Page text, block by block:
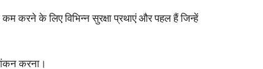
करने के लिए विभिन्न सुरक्षा प्रथाएं और पहल हैं जिन्हें
करना।